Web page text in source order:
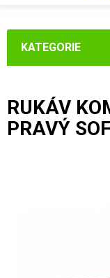
KATEGORIE
RUKÁV
PRAVÝ